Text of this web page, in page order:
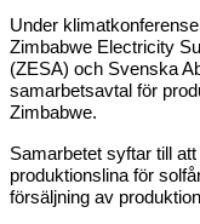
Under
Zimbabwe Electricity
(ZESA) och Svenska
samarbetsavtal för
Zimbabwe.
Samarbetet syftar till
produktionslina för
försäljning av